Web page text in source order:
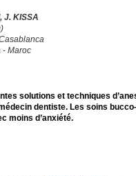
J. KISSA
- Maroc
solutions et techniques
dentiste. Les soins
moins d’anxiété.